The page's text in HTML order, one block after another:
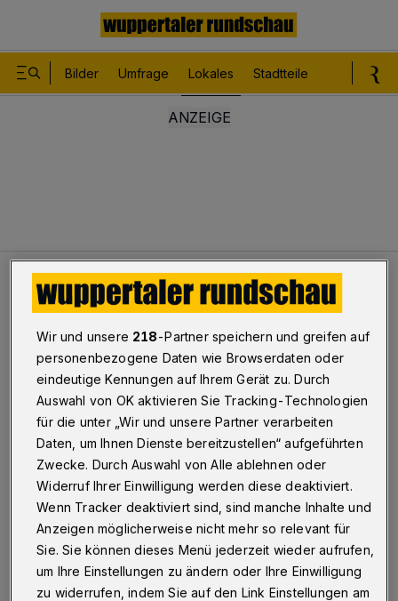
Bilder Umfrage Lokales Stadtteile
Lokales Raubüberfall in Elberfeld
Raubüberfall in Elberfeld
Wuppertal·Die Männer zerrten das Opfer zu Boden
und schlugen ihn mit einem harten Gegenstand gegen
den Kopf. Sie stahlen das Portemonnaie des
Wuppertalers und flüchteten in unbekannte Richtung.
Der verletzte Mann lief in die Mirker Straße und bat eine
Passantin um Hilfe.
20.05.2016 , 17:18 Uhr Eine Minute Lesezeit
Wir und unsere 218-Partner speichern und greifen auf
personenbezogene Daten wie Browserdaten oder
eindeutige Kennungen auf Ihrem Gerät zu. Durch
Auswahl von OK aktivieren Sie Tracking-Technologien
für die unter „Wir und unsere Partner verarbeiten
Daten, um Ihnen Dienste bereitzustellen“ aufgeführten
Zwecke. Durch Auswahl von Alle ablehnen oder
Widerruf Ihrer Einwilligung werden diese deaktiviert.
Wenn Tracker deaktiviert sind, sind manche Inhalte und
Anzeigen möglicherweise nicht mehr so relevant für
Sie. Sie können dieses Menü jederzeit wieder aufrufen,
um Ihre Einstellungen zu ändern oder Ihre Einwilligung
zu widerrufen, indem Sie auf den Link Einstellungen am